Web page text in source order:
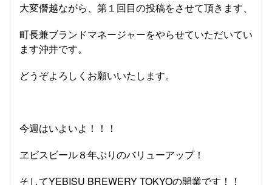
大変僭越ながら、第１回目の投稿をさせて頂きます、
町長兼ブランドマネージャーをやらせていただいてい
ます沖井です。
どうぞよろしくお願いいたします。
今週はいよいよ！！！
ヱビスビール８年ぶりのバリューアップ！
そしてYEBISU BREWERY TOKYOの開業です！！